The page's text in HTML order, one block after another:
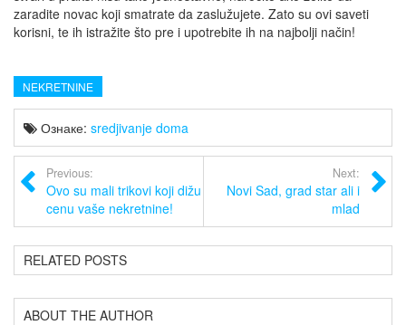
zaradite novac koji smatrate da zaslužujete. Zato su ovi saveti
korisni, te ih istražite što pre i upotrebite ih na najbolji način!
NEKRETNINE
Ознаке: sredjivanje doma
Previous:
Ovo su mali trikovi koji dižu
cenu vaše nekretnine!
Next:
Novi Sad, grad star ali i
mlad
RELATED POSTS
ABOUT THE AUTHOR